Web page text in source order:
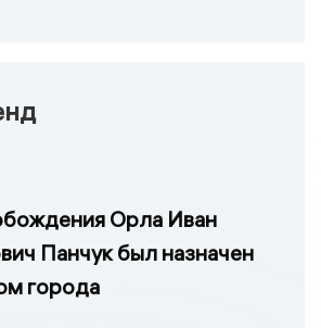
Орла Иван
Панчук был назначен
города